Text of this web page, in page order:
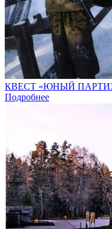
КВЕСТ «ЮНЫЙ
Подробнее